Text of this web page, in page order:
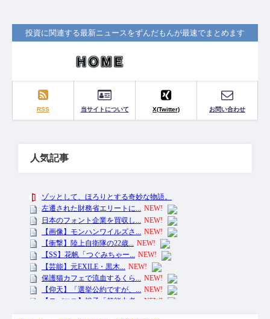
投資に関連する最新ニュースをずんだもんが最速でまとめます
RSS 当サイトについて X(Twitter) お問い合わせ
人気記事